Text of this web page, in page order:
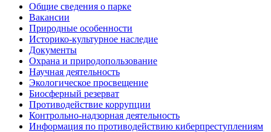
Общие сведения о парке
Вакансии
Природные особенности
Историко-культурное наследие
Документы
Охрана и природопользование
Научная деятельность
Экологическое просвещение
Биосферный резерват
Противодействие коррупции
Контрольно-надзорная деятельность
Информация по противодействию киберпреступлениям